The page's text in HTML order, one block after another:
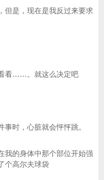
但是，现在是我反过来要求
看……。就这么决定吧
时，心脏就会怦怦跳。
我的身体中那个部位开始强
个高尔夫球袋